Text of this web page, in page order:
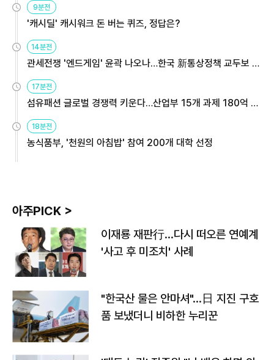
9분전
'캐시딜' 캐시워크 돈 버는 퀴즈, 정답은?
14분전
관세전쟁 '엔드게임' 윤곽 나오나…한국 新통상정책 교두보 활
용해야
17분전
섬유패션 글로벌 경쟁력 키운다…산업부 15개 과제 180억 지
원
18분전
농식품부, '천원의 아침밥' 참여 200개 대학 선정
아주PICK >
이재룡 재판行…다시 떠오른 연예계
'사고 후 미조치' 사례
"한국산 물은 안마셔"…日 지진 구호
품 보냈더니 비하한 누리꾼